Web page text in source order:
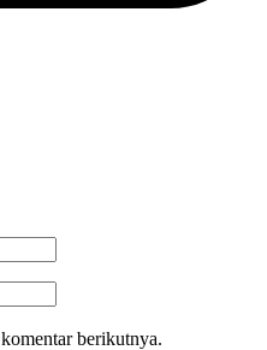
berikutnya.